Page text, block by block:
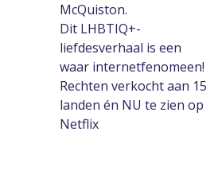
McQuiston.
Dit LHBTIQ+-
liefdesverhaal is een
waar internetfenomeen!
Rechten verkocht aan 15
landen én NU te zien op
Netflix